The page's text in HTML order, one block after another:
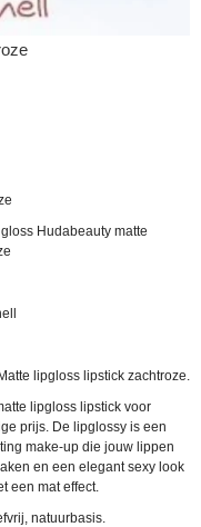
Hudabeauty matte
lipgloss lipstick zachtroze.
lipgloss lipstick voor
prijs. De lipglossy is een
make-up die jouw lippen
en een elegant sexy look
een mat effect.
natuurbasis.